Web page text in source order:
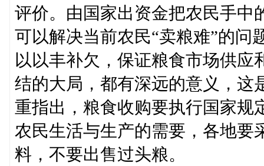
评价。由国家出资金把农民手中
可以解决当前农民“卖粮难”的问
以以丰补欠，保证粮食市场供
结的大局，都有深远的意义，这
重指出，粮食收购要执行国家规
农民生活与生产的需要，各地要
料，不要出售过头粮。